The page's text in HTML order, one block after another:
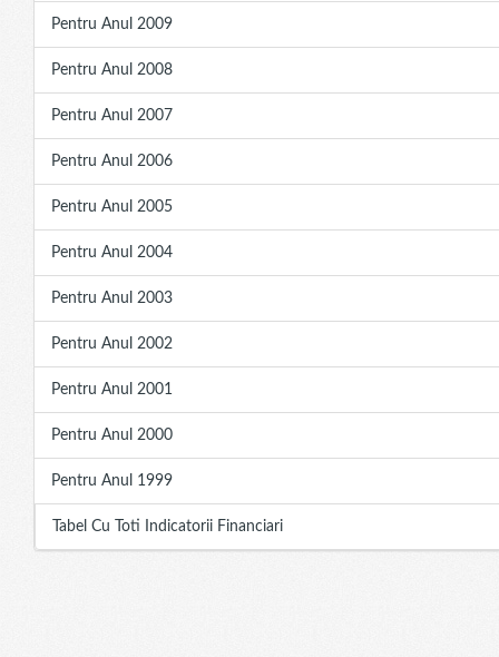
Pentru Anul 2009
Pentru Anul 2008
Pentru Anul 2007
Pentru Anul 2006
Pentru Anul 2005
Pentru Anul 2004
Pentru Anul 2003
Pentru Anul 2002
Pentru Anul 2001
Pentru Anul 2000
Pentru Anul 1999
Tabel Cu Toti Indicatorii Financiari